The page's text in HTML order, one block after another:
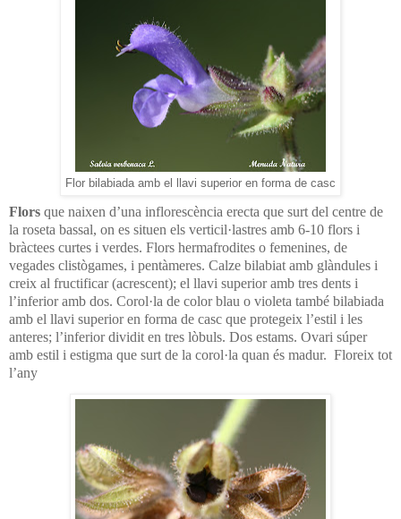
Flor bilabiada amb el llavi superior en forma de casc
Flors que naixen d’una inflorescència erecta que surt del centre de
la roseta bassal, on es situen els verticil·lastres amb 6-10 flors i
bràctees curtes i verdes. Flors hermafrodites o femenines, de
vegades clistògames, i pentàmeres. Calze bilabiat amb glàndules i
creix al fructificar (acrescent); el llavi superior amb tres dents i
l’inferior amb dos. Corol·la de color blau o violeta també bilabiada
amb el llavi superior en forma de casc que protegeix l’estil i les
anteres; l’inferior dividit en tres lòbuls. Dos estams. Ovari súper
amb estil i estigma que surt de la corol·la quan és madur. Floreix tot
l’any